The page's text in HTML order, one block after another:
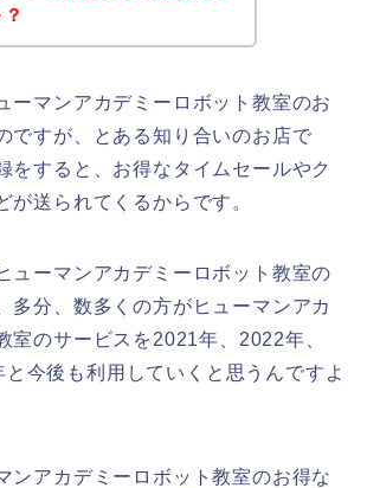
ーマンアカデミーロボット教室のお
ですが、とある知り合いのお店で
をすると、お得なタイムセールやク
が送られてくるからです。
ューマンアカデミーロボット教室の
多分、数多くの方がヒューマンアカ
室のサービスを2021年、2022年、
今後も利用していくと思うんですよ
ンアカデミーロボット教室のお得な